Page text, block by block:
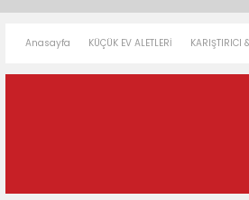
Anasayfa KÜÇÜK EV ALETLERİ KARIŞTIRICI